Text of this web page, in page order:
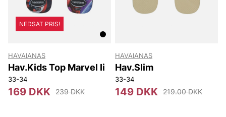
NEDSAT PRIS!
HAVAIANAS
Hav.Kids Top Marvel Ii
33-34
169 DKK 239 DKK
HAVAIANAS
Hav.Slim
33-34
149 DKK 219.00 DKK